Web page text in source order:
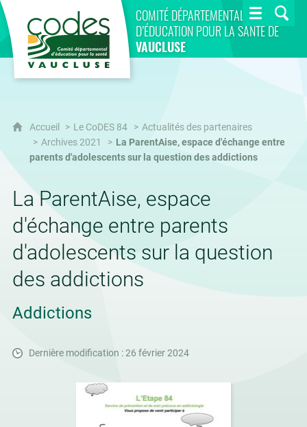
COMITÉ DÉPARTEMENTAL
D’ÉDUCATION POUR LA SANTÉ DE
VAUCLUSE
CoDES 84
Accueil Le CoDES 84
Actualités des partenaires
Archives 2021
La ParentAise, espace d'échange entre
parents d'adolescents sur la question des addictions
La ParentAise, espace
d'échange entre parents
d'adolescents sur la question
des addictions
Addictions
Dernière modification : 26 février 2024